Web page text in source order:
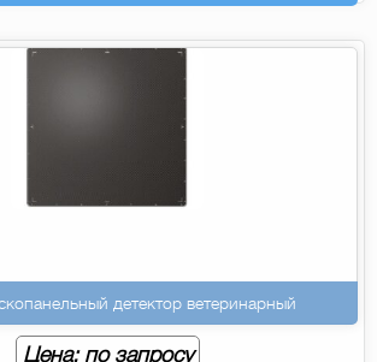
детектор ветеринарный
Цена: по запросу